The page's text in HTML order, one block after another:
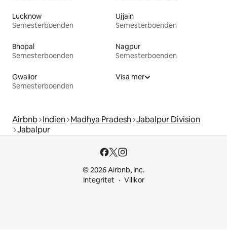
Lucknow
Semesterboenden
Ujjain
Semesterboenden
Bhopal
Semesterboenden
Nagpur
Semesterboenden
Gwalior
Semesterboenden
Visa mer
Airbnb Indien Madhya Pradesh Jabalpur Division
Jabalpur
© 2026 Airbnb, Inc.
Integritet
Villkor